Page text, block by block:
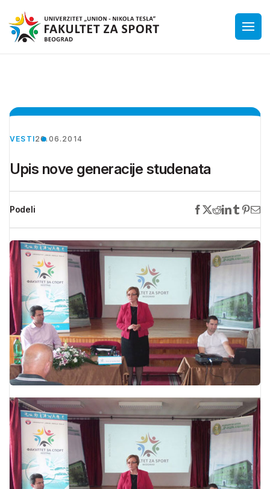
VESTI20.06.2014
Upis nove generacije studenata
Podeli